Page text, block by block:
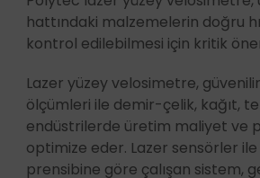
hattındaki malzemelerin doğru
kontrol edilebilmesi için kritik
Lazer yüzey velosimetre,
ölçümleri ile demir-çelik, kağıt,
endüstrilerde üretim maliyet ve
optimize eder. Lazer sensörler
prensibine göre çalışan sistem,